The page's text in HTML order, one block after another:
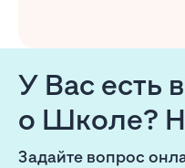
У Вас есть
о Школе?
Задайте вопрос